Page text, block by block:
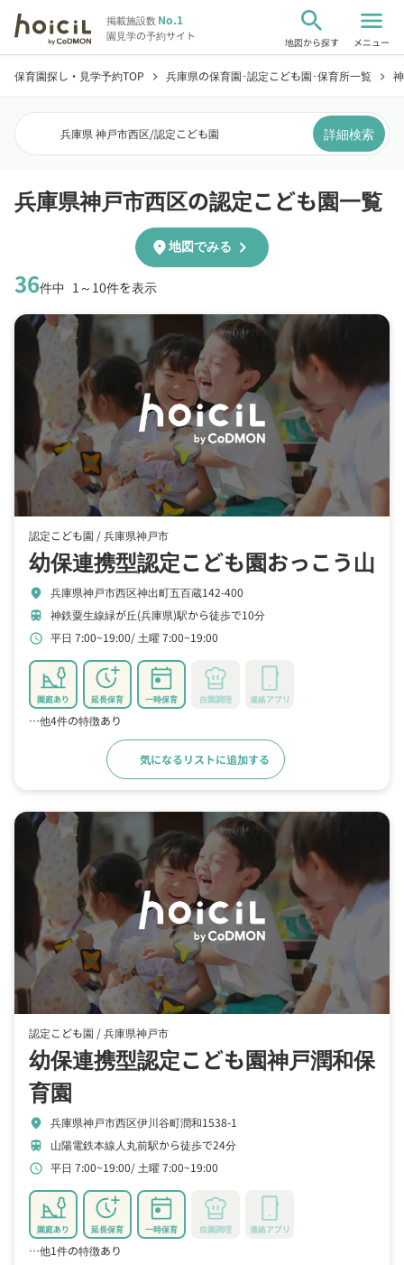
掲載施設数No.1
園見学の予約サイト
search
地図から探す
menu
メニュー
保育園探し・見学予約TOP chevron_right 兵庫県の保育園･認定こども園･保育所一覧 chevron_right
兵庫県 神戸市西区/認定こども園 詳細検索
兵庫県神戸市西区の認定こども園一覧
36件中 1～10件を表示
location_on地図でみる chevron_right
認定こども園 /兵庫県神戸市
幼保連携型認定こども園おっこう山
location_on 兵庫県神戸市西区神出町五百蔵142-400
train 神鉄粟生線緑が丘(兵庫県)駅から徒歩で10分
schedule 平日 7:00~19:00 土曜 7:00~19:00
園庭あり 延長保育 一時保育 自園調理 連絡アプリ
…他4件の特徴あり
気になるリストに追加する
認定こども園 /兵庫県神戸市
幼保連携型認定こども園神戸潤和保
育園
location_on 兵庫県神戸市西区伊川谷町潤和1538-1
train 山陽電鉄本線人丸前駅から徒歩で24分
schedule 平日 7:00~19:00 土曜 7:00~19:00
園庭あり 延長保育 一時保育 自園調理 連絡アプリ
…他1件の特徴あり